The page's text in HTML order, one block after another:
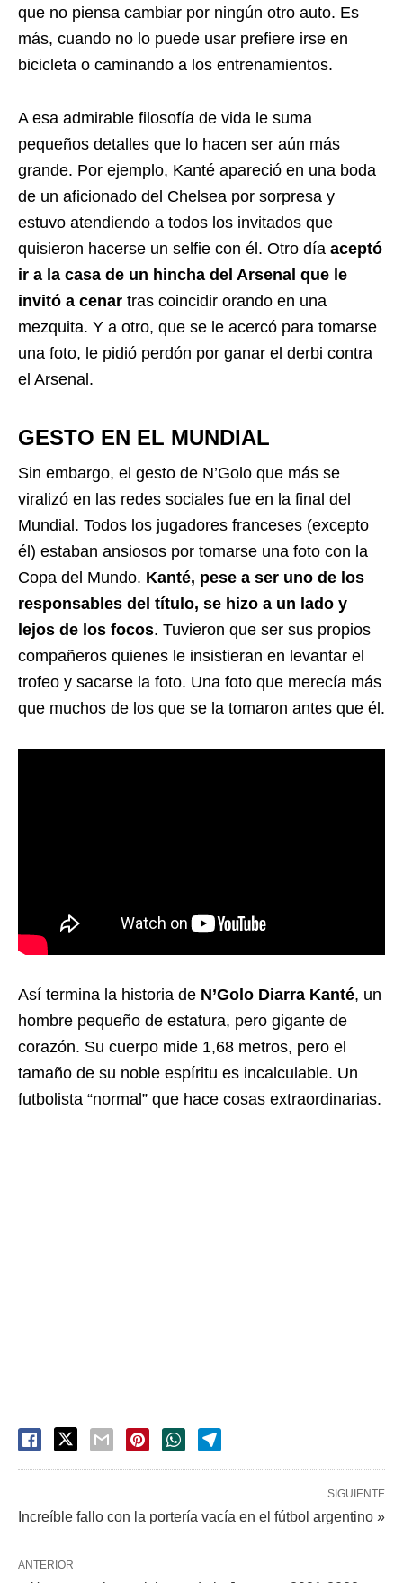
que no piensa cambiar por ningún otro auto. Es
más, cuando no lo puede usar prefiere irse en
bicicleta o caminando a los entrenamientos.
A esa admirable filosofía de vida le suma
pequeños detalles que lo hacen ser aún más
grande. Por ejemplo, Kanté apareció en una boda
de un aficionado del Chelsea por sorpresa y
estuvo atendiendo a todos los invitados que
quisieron hacerse un selfie con él. Otro día aceptó
ir a la casa de un hincha del Arsenal que le
invitó a cenar tras coincidir orando en una
mezquita. Y a otro, que se le acercó para tomarse
una foto, le pidió perdón por ganar el derbi contra
el Arsenal.
GESTO EN EL MUNDIAL
Sin embargo, el gesto de N’Golo que más se
viralizó en las redes sociales fue en la final del
Mundial. Todos los jugadores franceses (excepto
él) estaban ansiosos por tomarse una foto con la
Copa del Mundo. Kanté, pese a ser uno de los
responsables del título, se hizo a un lado y
lejos de los focos. Tuvieron que ser sus propios
compañeros quienes le insistieran en levantar el
trofeo y sacarse la foto. Una foto que merecía más
que muchos de los que se la tomaron antes que él.
Así termina la historia de N’Golo Diarra Kanté, un
hombre pequeño de estatura, pero gigante de
corazón. Su cuerpo mide 1,68 metros, pero el
tamaño de su noble espíritu es incalculable. Un
futbolista “normal” que hace cosas extraordinarias.
SIGUIENTE
Increíble fallo con la portería vacía en el fútbol argentino »
ANTERIOR